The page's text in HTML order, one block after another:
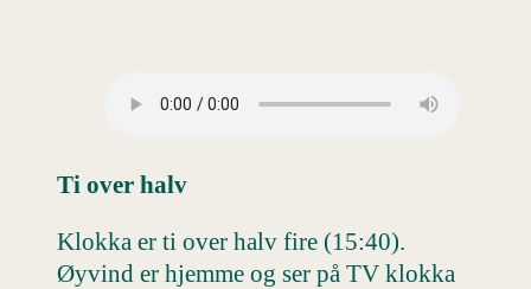
Ti over halv
Klokka er ti over halv fire (15:40).
Øyvind er hjemme og ser på TV klokka